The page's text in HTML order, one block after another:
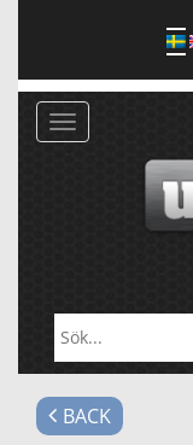
Växla
navigering
BACK